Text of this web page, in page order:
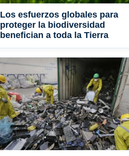
Los esfuerzos globales para
proteger la biodiversidad
benefician a toda la Tierra